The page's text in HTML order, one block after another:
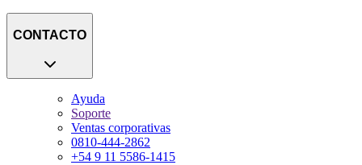
CONTACTO
Ayuda
Soporte
Ventas corporativas
0810-444-2862
+54 9 11 5586-1415